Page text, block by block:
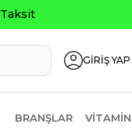
GİRİŞ YAP
BRANŞLAR VITAMIN